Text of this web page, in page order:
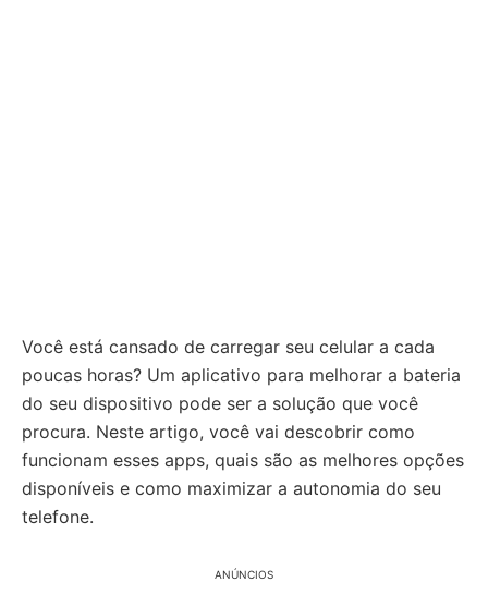
Você está cansado de carregar seu celular a cada
poucas horas? Um aplicativo para melhorar a bateria
do seu dispositivo pode ser a solução que você
procura. Neste artigo, você vai descobrir como
funcionam esses apps, quais são as melhores opções
disponíveis e como maximizar a autonomia do seu
telefone.
ANÚNCIOS